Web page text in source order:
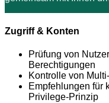
Zugriff & Konten
Prüfung von
Berechtigungen
Kontrolle von
Empfehlungen für
Privilege-Prinzip